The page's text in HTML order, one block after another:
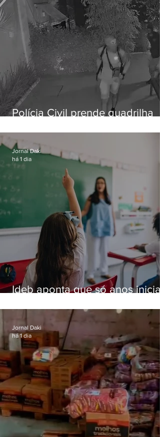
Polícia Civil prende quadrilha
residências de luxo no Rio
Ideb aponta que só anos
educação
Jornal Daki
há 1 dia
Jornal Daki
há 1 dia